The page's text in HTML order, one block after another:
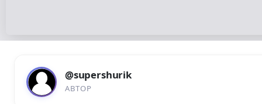
@supershurik
АВТОР